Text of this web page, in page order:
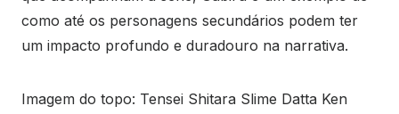
como até os personagens secundários podem ter
um impacto profundo e duradouro na narrativa.
Imagem do topo: Tensei Shitara Slime Datta Ken